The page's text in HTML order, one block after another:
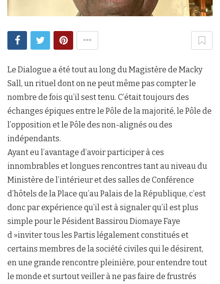
Le Dialogue a été tout au long du Magistère de Macky
Sall, un rituel dont on ne peut même pas compter le
nombre de fois qu’il sest tenu. C’était toujours des
échanges épiques entre le Pôle de la majorité, le Pôle de
l’opposition et le Pôle des non-alignés ou des
indépendants.
Ayant eu l’avantage d’avoir participer à ces
innombrables et longues rencontres tant au niveau du
Ministère de l’intérieur et des salles de Conférence
d’hôtels de la Place qu’au Palais de la République, c’est
donc par expérience qu’il est à signaler qu’il est plus
simple pour le Pésident Bassirou Diomaye Faye
d »inviter tous les Partis légalement constitués et
certains membres de la société civiles qui le désirent,
en une grande rencontre pleinière, pour entendre tout
le monde et surtout veiller à ne pas faire de frustrés